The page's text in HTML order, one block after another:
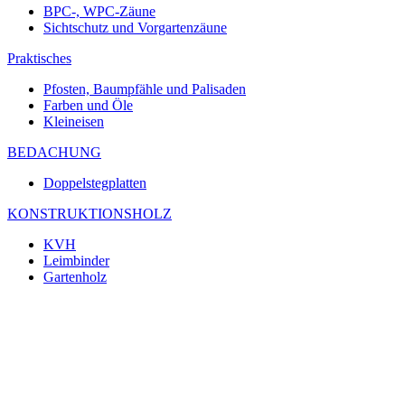
BPC-, WPC-Zäune
Sichtschutz und Vorgartenzäune
Praktisches
Pfosten, Baumpfähle und Palisaden
Farben und Öle
Kleineisen
BEDACHUNG
Doppelstegplatten
KONSTRUKTIONSHOLZ
KVH
Leimbinder
Gartenholz